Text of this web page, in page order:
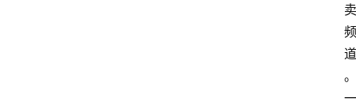
卖
频
道
。
一